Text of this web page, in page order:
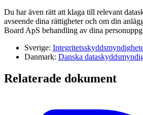
Du har även rätt att klaga till relevant
avseende dina rättigheter och om din
Board ApS behandling av dina
Sverige:
Danmark: Danska
Relaterade dokument